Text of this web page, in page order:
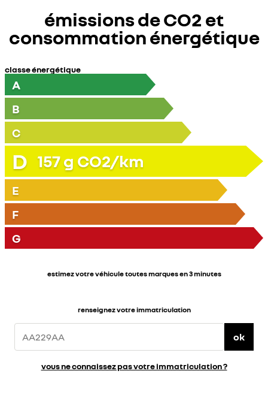
émissions de CO2 et
consommation énergétique
classe énergétique
A
B
C
D 157g CO2/km
E
F
G
estimez votre véhicule toutes marques en 3 minutes
renseignez votre immatriculation
ok
vous ne connaissez pas votre immatriculation ?